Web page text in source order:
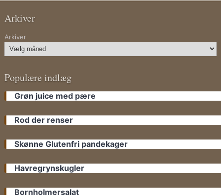
Arkiver
Arkiver
Populære indlæg
Grøn juice med pære
Rod der renser
Skønne Glutenfri pandekager
Havregrynskugler
Bornholmersalat